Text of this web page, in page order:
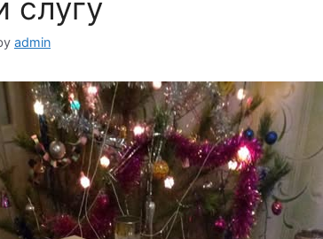
слугу
admin